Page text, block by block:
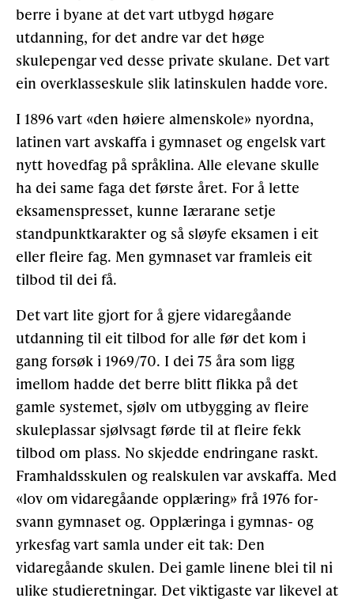
berre i byane at det vart utbygd høgare
utdanning, for det andre var det høge
skulepengar ved desse private skulane. Det vart
ein overklasseskule slik latinskulen hadde vore.
I 1896 vart «den høiere almenskole» nyordna,
lati­nen vart avskaffa i gymnaset og engelsk vart
nytt hovedfag på språklina. Alle elevane skulle
ha dei same faga det første året. For å lette
eksamenspresset, kunne Iærarane setje
standpunktkarakter og så sløyfe eksamen i eit
eller fleire fag. Men gymnaset var framleis eit
tilbod til dei få.
Det vart lite gjort for å gjere vidaregåande
utdanning til eit tilbod for alle før det kom i
gang forsøk i 1969/70. I dei 75 åra som ligg
imellom hadde det berre blitt flikka på det
gamle systemet, sjølv om utbygging av fleire
skuleplassar sjølvsagt førde til at fleire fekk
tilbod om plass. No skjedde endringane raskt.
Framhaldsskulen og realskulen var avskaffa. Med
«lov om vidaregåande opplæring» frå 1976 for­
svann gymnaset og. Opplæringa i gymnas- og
yrkesfag vart samla under eit tak: Den
vidaregåande skulen. Dei gamle linene blei til ni
ulike studieretningar. Det viktigaste var likevel at